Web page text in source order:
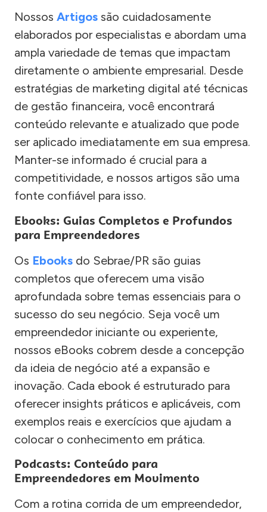
Nossos Artigos são cuidadosamente
elaborados por especialistas e abordam uma
ampla variedade de temas que impactam
diretamente o ambiente empresarial. Desde
estratégias de marketing digital até técnicas
de gestão financeira, você encontrará
conteúdo relevante e atualizado que pode
ser aplicado imediatamente em sua empresa.
Manter-se informado é crucial para a
competitividade, e nossos artigos são uma
fonte confiável para isso.
Ebooks: Guias Completos e Profundos
para Empreendedores
Os Ebooks do Sebrae/PR são guias
completos que oferecem uma visão
aprofundada sobre temas essenciais para o
sucesso do seu negócio. Seja você um
empreendedor iniciante ou experiente,
nossos eBooks cobrem desde a concepção
da ideia de negócio até a expansão e
inovação. Cada ebook é estruturado para
oferecer insights práticos e aplicáveis, com
exemplos reais e exercícios que ajudam a
colocar o conhecimento em prática.
Podcasts: Conteúdo para
Empreendedores em Movimento
Com a rotina corrida de um empreendedor,